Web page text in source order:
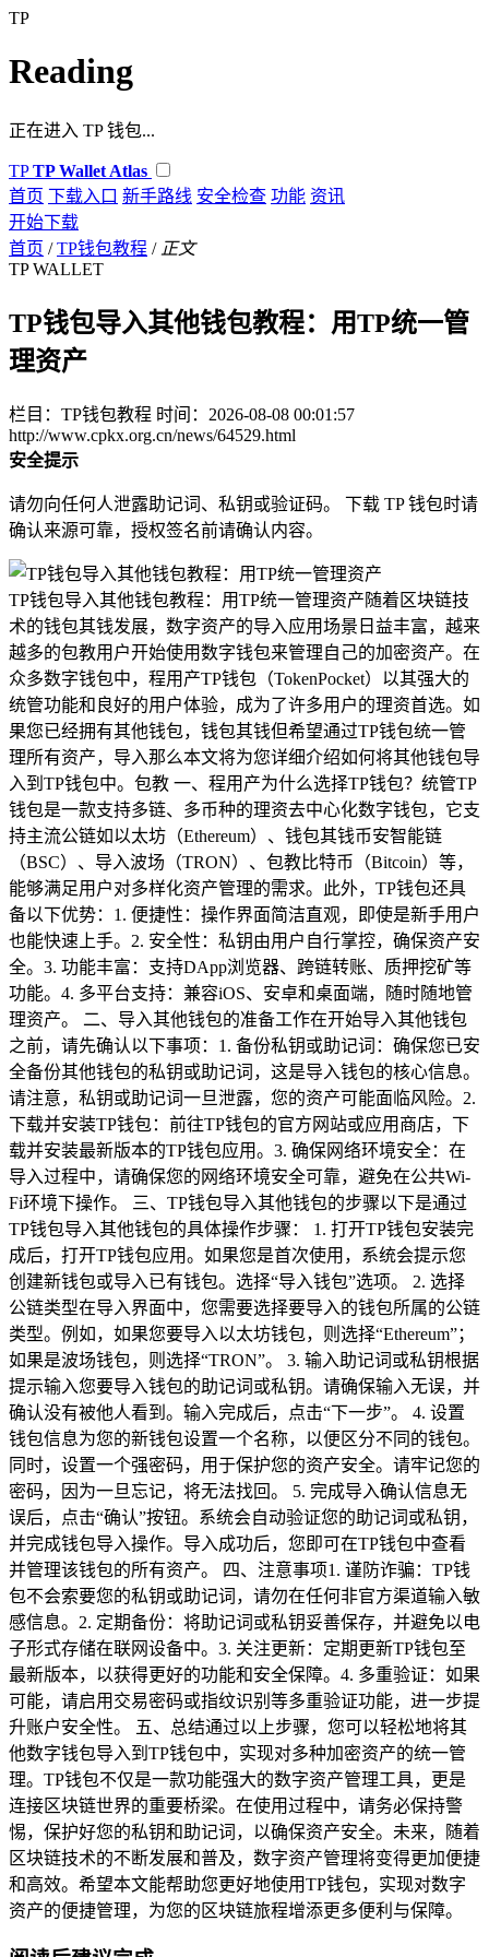
TP
Reading
正在进入 TP 钱包...
TP TP Wallet Atlas
首页 下载入口 新手路线 安全检查 功能 资讯
开始下载
首页 / TP钱包教程 / 正文
TP WALLET
TP钱包导入其他钱包教程：用TP统一管
理资产
栏目：TP钱包教程 时间：2026-08-08 00:01:57
http://www.cpkx.org.cn/news/64529.html
安全提示
请勿向任何人泄露助记词、私钥或验证码。 下载 TP 钱包时请
确认来源可靠，授权签名前请确认内容。
TP钱包导入其他钱包教程：用TP统一管理资产随着区块链技
术的钱包其钱发展，数字资产的导入应用场景日益丰富，越来
越多的包教用户开始使用数字钱包来管理自己的加密资产。在
众多数字钱包中，程用产TP钱包（TokenPocket）以其强大的
统管功能和良好的用户体验，成为了许多用户的理资首选。如
果您已经拥有其他钱包，钱包其钱但希望通过TP钱包统一管
理所有资产，导入那么本文将为您详细介绍如何将其他钱包导
入到TP钱包中。包教 一、程用产为什么选择TP钱包？统管TP
钱包是一款支持多链、多币种的理资去中心化数字钱包，它支
持主流公链如以太坊（Ethereum）、钱包其钱币安智能链
（BSC）、导入波场（TRON）、包教比特币（Bitcoin）等，
能够满足用户对多样化资产管理的需求。此外，TP钱包还具
备以下优势：1. 便捷性：操作界面简洁直观，即使是新手用户
也能快速上手。2. 安全性：私钥由用户自行掌控，确保资产安
全。3. 功能丰富：支持DApp浏览器、跨链转账、质押挖矿等
功能。4. 多平台支持：兼容iOS、安卓和桌面端，随时随地管
理资产。 二、导入其他钱包的准备工作在开始导入其他钱包
之前，请先确认以下事项：1. 备份私钥或助记词：确保您已安
全备份其他钱包的私钥或助记词，这是导入钱包的核心信息。
请注意，私钥或助记词一旦泄露，您的资产可能面临风险。2.
下载并安装TP钱包：前往TP钱包的官方网站或应用商店，下
载并安装最新版本的TP钱包应用。3. 确保网络环境安全：在
导入过程中，请确保您的网络环境安全可靠，避免在公共Wi-
Fi环境下操作。 三、TP钱包导入其他钱包的步骤以下是通过
TP钱包导入其他钱包的具体操作步骤： 1. 打开TP钱包安装完
成后，打开TP钱包应用。如果您是首次使用，系统会提示您
创建新钱包或导入已有钱包。选择“导入钱包”选项。 2. 选择
公链类型在导入界面中，您需要选择要导入的钱包所属的公链
类型。例如，如果您要导入以太坊钱包，则选择“Ethereum”；
如果是波场钱包，则选择“TRON”。 3. 输入助记词或私钥根据
提示输入您要导入钱包的助记词或私钥。请确保输入无误，并
确认没有被他人看到。输入完成后，点击“下一步”。 4. 设置
钱包信息为您的新钱包设置一个名称，以便区分不同的钱包。
同时，设置一个强密码，用于保护您的资产安全。请牢记您的
密码，因为一旦忘记，将无法找回。 5. 完成导入确认信息无
误后，点击“确认”按钮。系统会自动验证您的助记词或私钥，
并完成钱包导入操作。导入成功后，您即可在TP钱包中查看
并管理该钱包的所有资产。 四、注意事项1. 谨防诈骗：TP钱
包不会索要您的私钥或助记词，请勿在任何非官方渠道输入敏
感信息。2. 定期备份：将助记词或私钥妥善保存，并避免以电
子形式存储在联网设备中。3. 关注更新：定期更新TP钱包至
最新版本，以获得更好的功能和安全保障。4. 多重验证：如果
可能，请启用交易密码或指纹识别等多重验证功能，进一步提
升账户安全性。 五、总结通过以上步骤，您可以轻松地将其
他数字钱包导入到TP钱包中，实现对多种加密资产的统一管
理。TP钱包不仅是一款功能强大的数字资产管理工具，更是
连接区块链世界的重要桥梁。在使用过程中，请务必保持警
惕，保护好您的私钥和助记词，以确保资产安全。未来，随着
区块链技术的不断发展和普及，数字资产管理将变得更加便捷
和高效。希望本文能帮助您更好地使用TP钱包，实现对数字
资产的便捷管理，为您的区块链旅程增添更多便利与保障。